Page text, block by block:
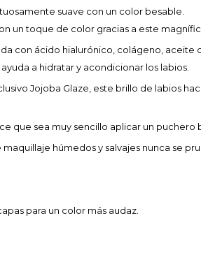
suave con un color besable.
un toque de color gracias a este
con ácido hialurónico, colágeno, aceite
a hidratar y acondicionar los labios.
Jojoba Glaze, este brillo de labios
que sea muy sencillo aplicar un puchero
húmedos y salvajes nunca se
para un color más audaz.